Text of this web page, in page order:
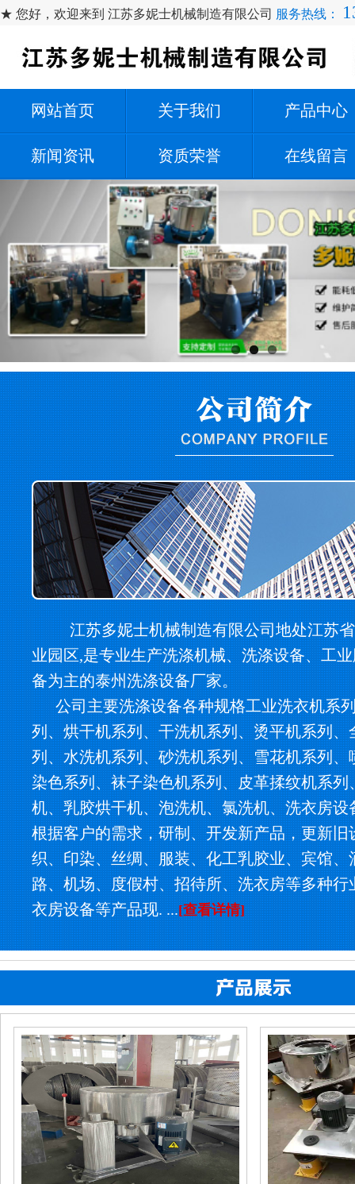
★ 您好，欢迎来到 江苏多妮士机械制造有限公司 服务热线：
网站首页 关于我们 产品中心
新闻资讯 资质荣誉 在线留言
江苏多妮士机械制造有限公司地处江苏
业园区,是专业生产洗涤机械、洗涤设备、工
备为主的泰州洗涤设备厂家。
公司主要洗涤设备各种规格工业洗衣机系
列、烘干机系列、干洗机系列、烫平机系列、
列、水洗机系列、砂洗机系列、雪花机系列、
染色系列、袜子染色机系列、皮革揉纹机系列
机、乳胶烘干机、泡洗机、氯洗机、洗衣房设
根据客户的需求，研制、开发新产品，更新旧
织、印染、丝绸、服装、化工乳胶业、宾馆、
路、机场、度假村、招待所、洗衣房等多种行
衣房设备等产品现. ...[查看详情]